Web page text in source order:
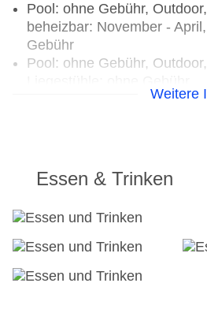
Pool: ohne Gebühr,
beheizbar: November -
Gebühr
Pool: ohne Gebühr,
Pool: ohne Gebühr,
Whirlpool: gegen Gebühr,
Wellnessbereich
Badetücher: gegen Kaution
Souvenirshop, Minimarkt
Diskothek/Nachtclub
(Anlage): ohne Gebühr
Weitere
Essen & Trinken